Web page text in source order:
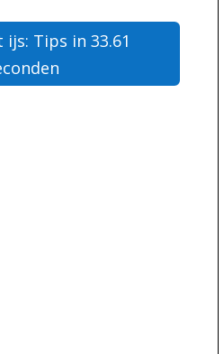
Tips in 33.61